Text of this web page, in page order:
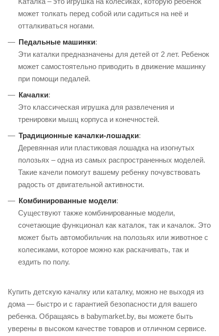
может толкать перед собой или садиться на неё и
отталкиваться ногами.
Педальные машинки:
Эти каталки предназначены для детей от 2 лет. Ребенок
может самостоятельно приводить в движение машинку
при помощи педалей.
Качалки:
Это классическая игрушка для развлечения и
тренировки мышц корпуса и конечностей.
Традиционные качалки-лошадки:
Деревянная или пластиковая лошадка на изогнутых
полозьях – одна из самых распространенных моделей.
Такие качели помогут вашему ребенку почувствовать
радость от двигательной активности.
Комбинированные модели:
Существуют также комбинированные модели,
сочетающие функционал как каталок, так и качалок. Это
может быть автомобильчик на полозьях или животное с
колесиками, которое можно как раскачивать, так и
ездить по полу.
Купить детскую качалку или каталку, можно не выходя из
дома — быстро и с гарантией безопасности для вашего
ребенка. Обращаясь в babymarket.by, вы можете быть
уверены в высоком качестве товаров и отличном сервисе.